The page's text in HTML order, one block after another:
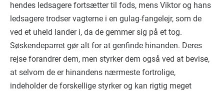
hendes ledsagere fortsætter til fods, mens Viktor og hans
ledsagere trodser vagterne i en gulag-fangelejr, som de
ved et uheld lander i, da de gemmer sig på et tog.
Søskendeparret gør alt for at genfinde hinanden. Deres
rejse forandrer dem, men styrker dem også ved at bevise,
at selvom de er hinandens nærmeste fortrolige,
indeholder de forskellige styrker og kan rigtig meget